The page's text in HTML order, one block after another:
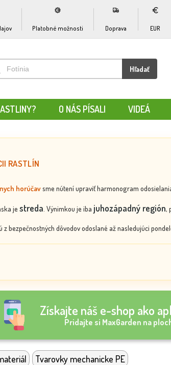
Platobné možnosti Doprava EUR
Hľadať
O NÁS PÍSALI VIDEÁ
RASTLÍN
horúčavsme nútení upraviť harmonogram
je streda . Výnimkou je iba juhozápadný región,
bezpečnostných dôvodov odoslané až nasledujúci
Získajte náš e-shop ako
Pridajte si MaxGarden na
Tvarovky mechanicke PE